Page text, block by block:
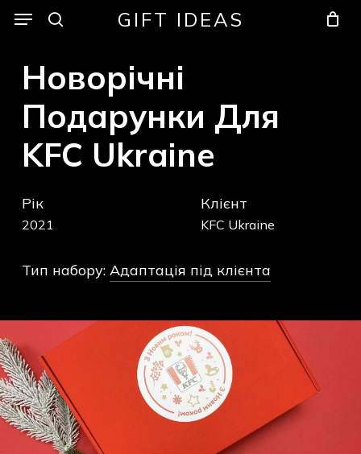
content
GIFT IDEAS
Menu
Новорічні
Подарунки Для
KFC Ukraine
Рік
2021
Клієнт
KFC Ukraine
Тип набору: Адаптація під клієнта
Menu